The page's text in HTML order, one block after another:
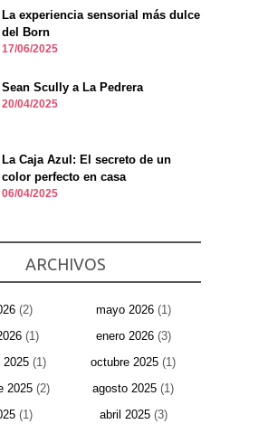
La experiencia sensorial más dulce
del Born
17/06/2025
Sean Scully a La Pedrera
20/04/2025
La Caja Azul: El secreto de un
color perfecto en casa
06/04/2025
ARCHIVOS
(2) mayo 2026(1)
(1) enero 2026(3)
2025(1) octubre 2025 (1)
2025(2) agosto 2025 (1)
(1) abril 2025(3)